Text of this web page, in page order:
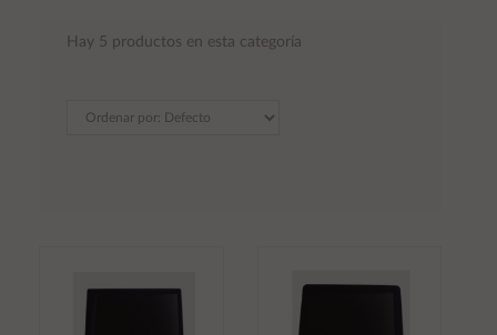
Hay 5 productos en esta categoría